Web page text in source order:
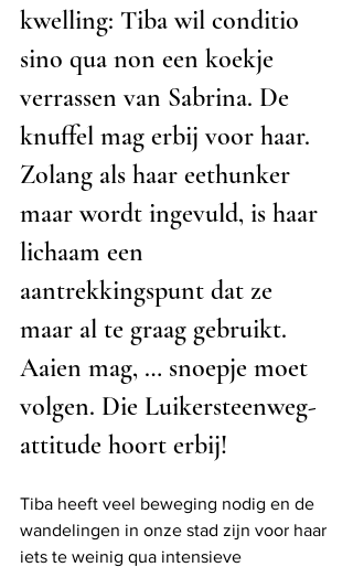
kwelling: Tiba wil conditio
sino qua non een koekje
verrassen van Sabrina. De
knuffel mag erbij voor haar.
Zolang als haar eethunker
maar wordt ingevuld, is haar
lichaam een
aantrekkingspunt dat ze
maar al te graag gebruikt.
Aaien mag, … snoepje moet
volgen. Die Luikersteenweg-
attitude hoort erbij!
Tiba heeft veel beweging nodig en de
wandelingen in onze stad zijn voor haar
iets te weinig qua intensieve